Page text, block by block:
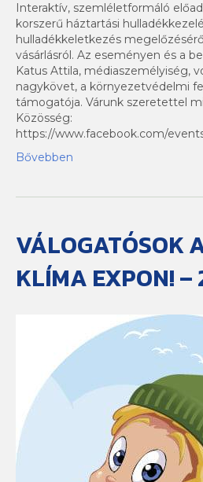
Interaktív, szemléletformáló
korszerű háztartási
hulladékkeletkezés
vásárlásról. Az eseményen és a
Katus Attila, médiaszemélyiség,
nagykövet, a környezetvédelmi
támogatója. Várunk szeretettel
Közösség:
https://www.facebook.com/
Bővebben
VÁLOGATÓSOK
KLÍMA EXPON! –